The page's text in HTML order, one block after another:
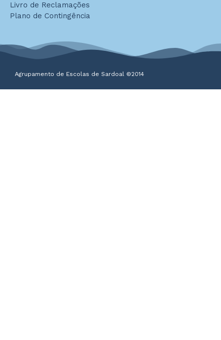
Livro de Reclamações
Plano de Contingência
Agrupamento de Escolas de Sardoal ©2014